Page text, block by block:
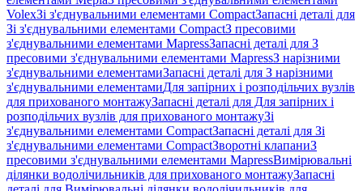
VolexЗі з'єднувальними елементами CompactЗапасні деталі для
Зі з'єднувальними елементами CompactЗ пресовими
з'єднувальними елементами MapressЗапасні деталі для З
пресовими з'єднувальними елементами MapressЗ нарізними
з'єднувальними елементамиЗапасні деталі для З нарізними
з'єднувальними елементамиДля запірних і розподільчих вузлів
для прихованого монтажуЗапасні деталі для Для запірних і
розподільчих вузлів для прихованого монтажуЗі
з'єднувальними елементами CompactЗапасні деталі для Зі
з'єднувальними елементами CompactЗворотні клапаниЗ
пресовими з'єднувальними елементами MapressВимірювальні
ділянки водолічильників для прихованого монтажуЗапасні